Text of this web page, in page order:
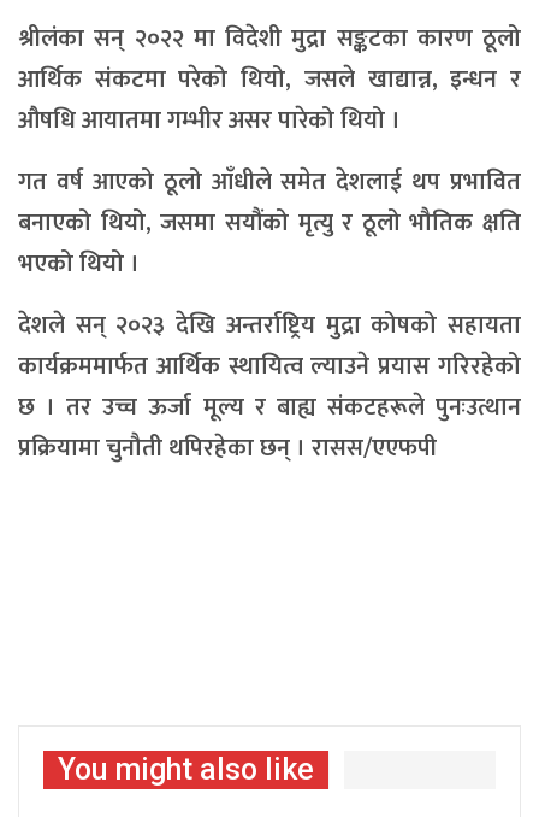
श्रीलंका सन् २०२२ मा विदेशी मुद्रा सङ्कटका कारण ठूलो
आर्थिक संकटमा परेको थियो, जसले खाद्यान्न, इन्धन र
औषधि आयातमा गम्भीर असर पारेको थियो ।
गत वर्ष आएको ठूलो आँधीले समेत देशलाई थप प्रभावित
बनाएको थियो, जसमा सयौंको मृत्यु र ठूलो भौतिक क्षति
भएको थियो ।
देशले सन् २०२३ देखि अन्तर्राष्ट्रिय मुद्रा कोषको सहायता
कार्यक्रममार्फत आर्थिक स्थायित्व ल्याउने प्रयास गरिरहेको
छ । तर उच्च ऊर्जा मूल्य र बाह्य संकटहरूले पुनःउत्थान
प्रक्रियामा चुनौती थपिरहेका छन् । रासस/एएफपी
You might also like